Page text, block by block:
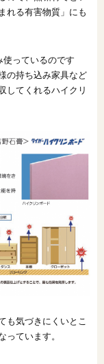
れる有害物質」にも
っているのです
の持ち込み家具など
してくれるハイクリ
も気づきにくいとこ
っています。